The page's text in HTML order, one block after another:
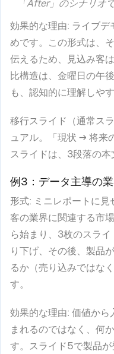
「After」のシナリオ
効果的な理由: ライブデ
めです。この形式は、
伝えるため、見込み客
比構造は、金曜日の午
も、認知的に理解しや
移行スライド（通常ス
ュアル。「現状 → 将来
スライドは、3段落の本
例3：データ主導の
形式: ミニレポートに
客の業界に関連する市
ら始まり、3枚のスラ
り下げ、その後、製品
るか（売り込みではな
す。
効果的な理由: 価値から
まれるのではなく、何
す。スライド5で製品